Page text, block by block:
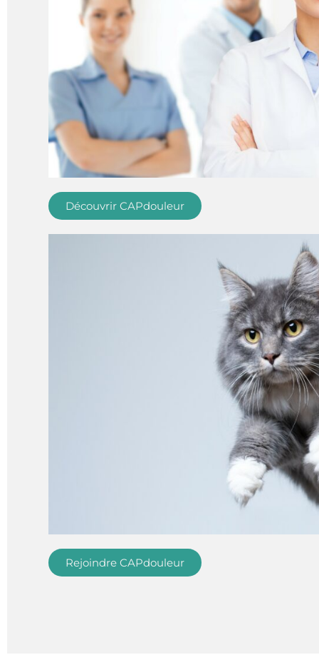
Découvrir CAPdouleur
Rejoindre CAPdouleur